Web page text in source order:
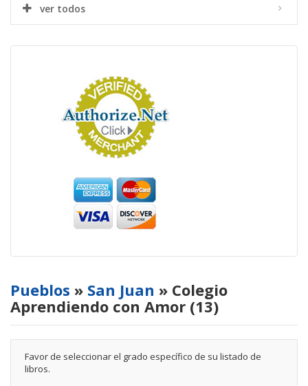
ver todos
Pueblos » San Juan » Colegio
Aprendiendo con Amor (13)
Favor de seleccionar el grado específico de su listado de
libros.